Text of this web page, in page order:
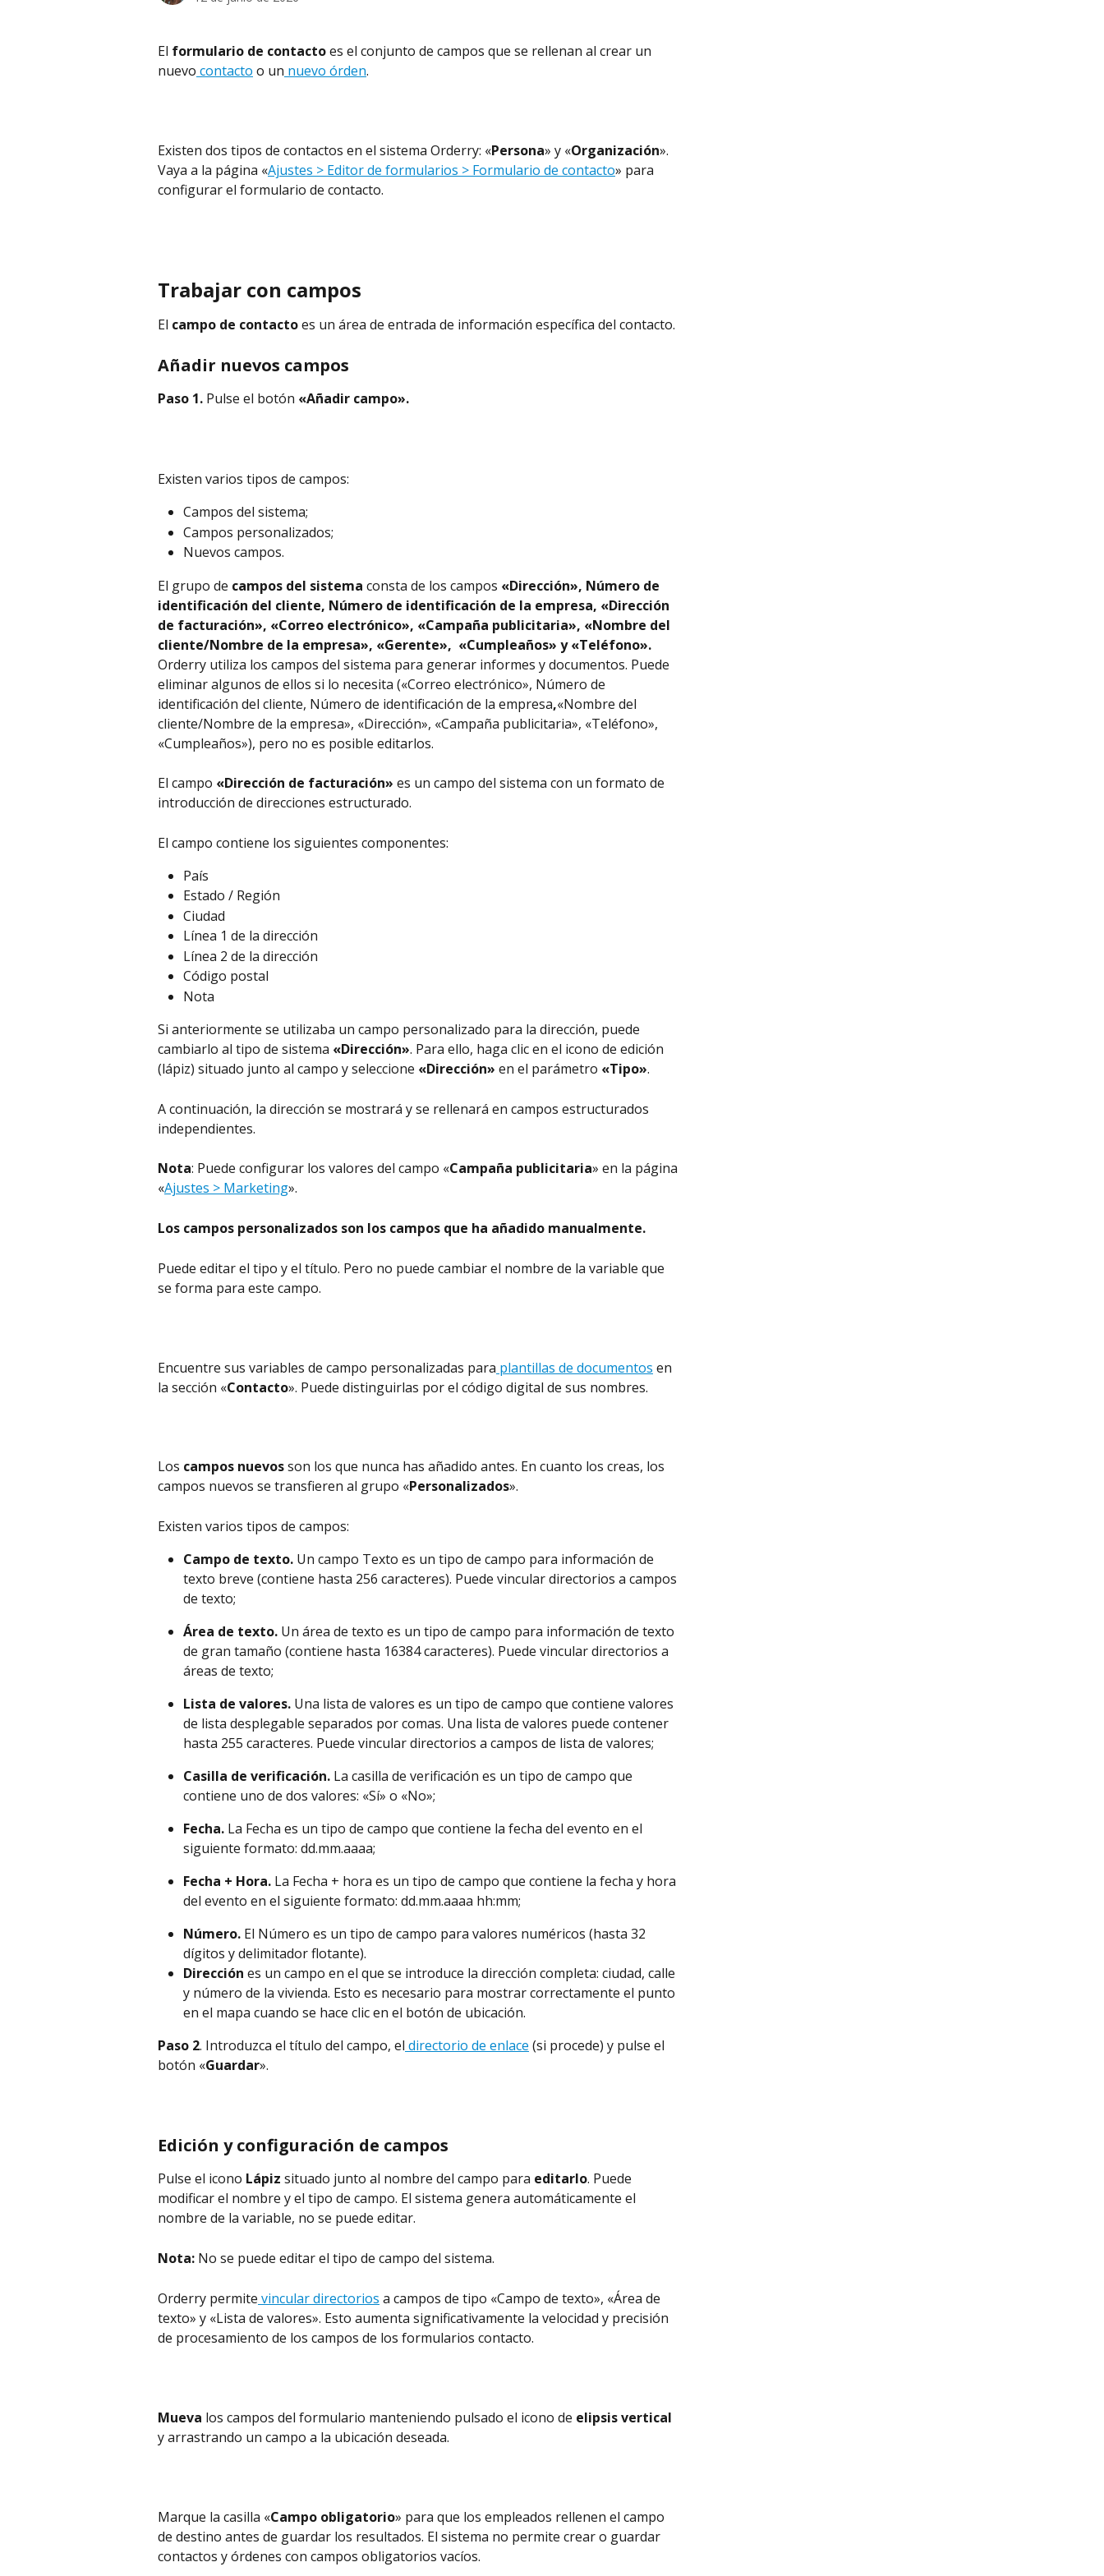
El formulario de contacto es el conjunto de campos que se rellenan al crear un
nuevo contacto o un nuevo órden.
Existen dos tipos de contactos en el sistema Orderry: «Persona» y «Organización».
Vaya a la página «Ajustes > Editor de formularios > Formulario de contacto» para
configurar el formulario de contacto.
Trabajar con campos
El campo de contacto es un área de entrada de información específica del contacto.
Añadir nuevos campos
Paso 1. Pulse el botón «Añadir campo».
Existen varios tipos de campos:
Campos del sistema;
Campos personalizados;
Nuevos campos.
El grupo de campos del sistema consta de los campos «Dirección», Número de
identificación del cliente, Número de identificación de la empresa, «Dirección
de facturación», «Correo electrónico», «Campaña publicitaria», «Nombre del
cliente/Nombre de la empresa», «Gerente»,  «Cumpleaños» y «Teléfono».
Orderry utiliza los campos del sistema para generar informes y documentos. Puede
eliminar algunos de ellos si lo necesita («Correo electrónico», Número de
identificación del cliente, Número de identificación de la empresa,«Nombre del
cliente/Nombre de la empresa», «Dirección», «Campaña publicitaria», «Teléfono»,
«Cumpleaños»), pero no es posible editarlos.
El campo «Dirección de facturación» es un campo del sistema con un formato de
introducción de direcciones estructurado.
El campo contiene los siguientes componentes:
País
Estado / Región
Ciudad
Línea 1 de la dirección
Línea 2 de la dirección
Código postal
Nota
Si anteriormente se utilizaba un campo personalizado para la dirección, puede
cambiarlo al tipo de sistema «Dirección». Para ello, haga clic en el icono de edición
(lápiz) situado junto al campo y seleccione «Dirección» en el parámetro «Tipo».
A continuación, la dirección se mostrará y se rellenará en campos estructurados
independientes.
Nota: Puede configurar los valores del campo «Campaña publicitaria» en la página
«Ajustes > Marketing».
Los campos personalizados son los campos que ha añadido manualmente.
Puede editar el tipo y el título. Pero no puede cambiar el nombre de la variable que
se forma para este campo.
Encuentre sus variables de campo personalizadas para plantillas de documentos en
la sección «Contacto». Puede distinguirlas por el código digital de sus nombres.
Los campos nuevos son los que nunca has añadido antes. En cuanto los creas, los
campos nuevos se transfieren al grupo «Personalizados».
Existen varios tipos de campos:
Campo de texto. Un campo Texto es un tipo de campo para información de
texto breve (contiene hasta 256 caracteres). Puede vincular directorios a campos
de texto;
Área de texto. Un área de texto es un tipo de campo para información de texto
de gran tamaño (contiene hasta 16384 caracteres). Puede vincular directorios a
áreas de texto;
Lista de valores. Una lista de valores es un tipo de campo que contiene valores
de lista desplegable separados por comas. Una lista de valores puede contener
hasta 255 caracteres. Puede vincular directorios a campos de lista de valores;
Casilla de verificación. La casilla de verificación es un tipo de campo que
contiene uno de dos valores: «Sí» o «No»;
Fecha. La Fecha es un tipo de campo que contiene la fecha del evento en el
siguiente formato: dd.mm.aaaa;
Fecha + Hora. La Fecha + hora es un tipo de campo que contiene la fecha y hora
del evento en el siguiente formato: dd.mm.aaaa hh:mm;
Número. El Número es un tipo de campo para valores numéricos (hasta 32
dígitos y delimitador flotante).
Dirección es un campo en el que se introduce la dirección completa: ciudad, calle
y número de la vivienda. Esto es necesario para mostrar correctamente el punto
en el mapa cuando se hace clic en el botón de ubicación.
Paso 2. Introduzca el título del campo, el directorio de enlace (si procede) y pulse el
botón «Guardar».
Edición y configuración de campos
Pulse el icono Lápiz situado junto al nombre del campo para editarlo. Puede
modificar el nombre y el tipo de campo. El sistema genera automáticamente el
nombre de la variable, no se puede editar.
Nota: No se puede editar el tipo de campo del sistema.
Orderry permite vincular directorios a campos de tipo «Campo de texto», «Área de
texto» y «Lista de valores». Esto aumenta significativamente la velocidad y precisión
de procesamiento de los campos de los formularios contacto.
Mueva los campos del formulario manteniendo pulsado el icono de elipsis vertical
y arrastrando un campo a la ubicación deseada.
Marque la casilla «Campo obligatorio» para que los empleados rellenen el campo
de destino antes de guardar los resultados. El sistema no permite crear o guardar
contactos y órdenes con campos obligatorios vacíos.